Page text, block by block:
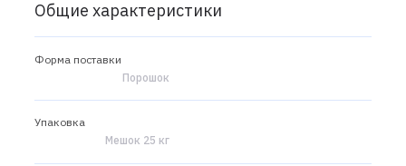
Общие характеристики
Форма поставки
Порошок
Упаковка
Мешок 25 кг